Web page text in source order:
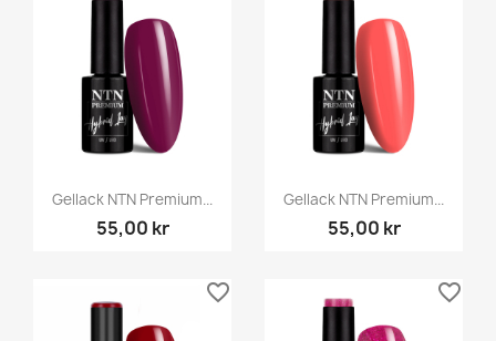
Gellack NTN Premium...
55,00 kr
Gellack NTN Premium...
55,00 kr
favorite_border favorite_border